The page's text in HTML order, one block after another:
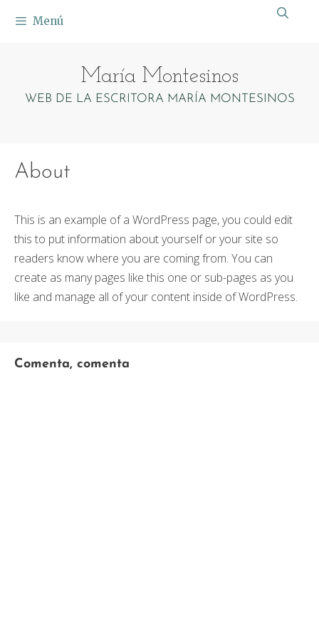
Menú
María Montesinos
WEB DE LA ESCRITORA MARÍA MONTESINOS
About
This is an example of a WordPress page, you could edit
this to put information about yourself or your site so
readers know where you are coming from. You can
create as many pages like this one or sub-pages as you
like and manage all of your content inside of WordPress.
Comenta, comenta